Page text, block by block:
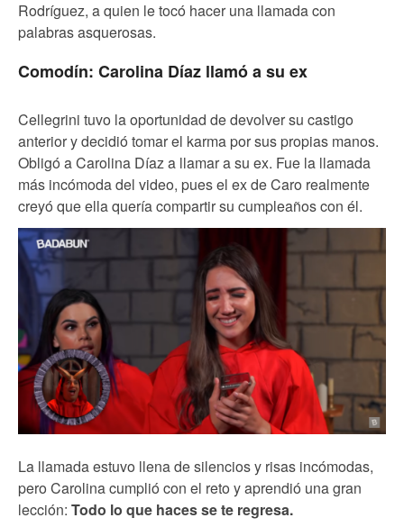
Rodríguez, a quien le tocó hacer una llamada con
palabras asquerosas.
Comodín: Carolina Díaz llamó a su ex
Cellegrini tuvo la oportunidad de devolver su castigo
anterior y decidió tomar el karma por sus propias manos.
Obligó a Carolina Díaz a llamar a su ex. Fue la llamada
más incómoda del video, pues el ex de Caro realmente
creyó que ella quería compartir su cumpleaños con él.
La llamada estuvo llena de silencios y risas incómodas,
pero Carolina cumplió con el reto y aprendió una gran
lección: Todo lo que haces se te regresa.